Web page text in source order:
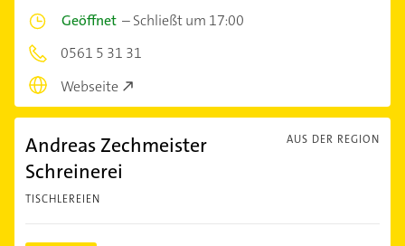
Geöffnet –Schließt um 17:00
0561 5 31 31
Webseite
AUS DER REGION
Andreas Zechmeister
Schreinerei
TISCHLEREIEN